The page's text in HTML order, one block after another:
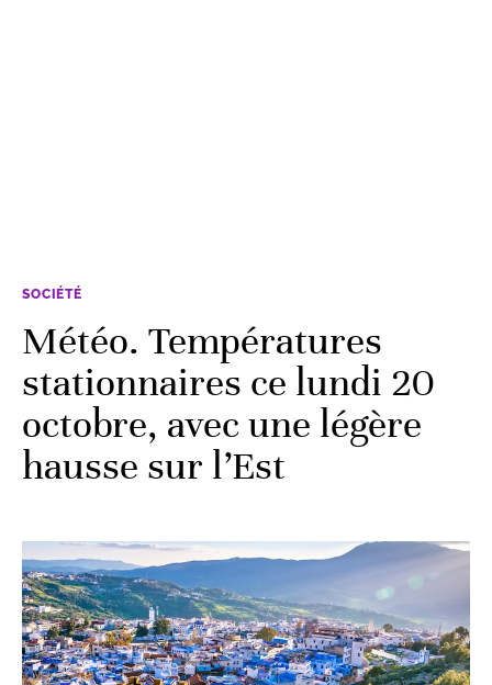
SOCIÉTÉ
Météo. Températures
stationnaires ce lundi 20
octobre, avec une légère
hausse sur l’Est